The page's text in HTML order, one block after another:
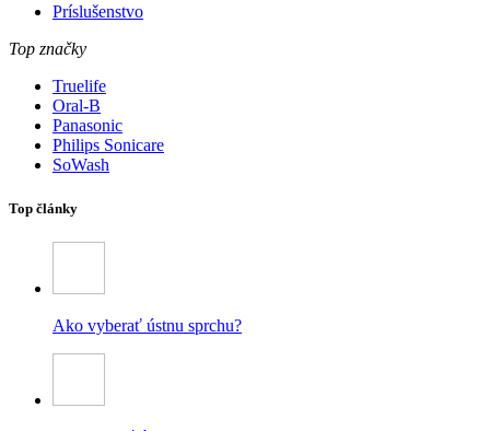
Príslušenstvo
Top značky
Truelife
Oral-B
Panasonic
Philips Sonicare
SoWash
Top články
Ako vyberať ústnu sprchu?